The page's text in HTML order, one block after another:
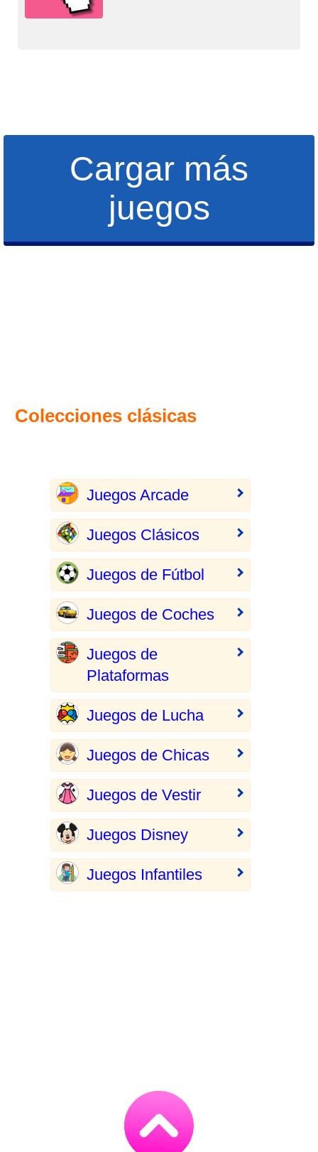
Cargar más
juegos
Colecciones clásicas
Juegos Arcade
Juegos Clásicos
Juegos de Fútbol
Juegos de Coches
Juegos de
Plataformas
Juegos de Lucha
Juegos de Chicas
Juegos de Vestir
Juegos Disney
Juegos Infantiles